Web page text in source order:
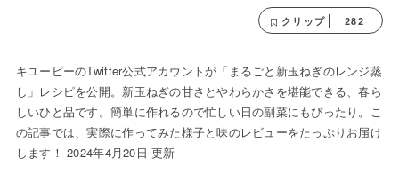
クリップ 282
キユーピーのTwitter公式アカウントが「まるごと新玉ねぎのレンジ蒸
し」レシピを公開。新玉ねぎの甘さとやわらかさを堪能できる、春ら
しいひと品です。簡単に作れるので忙しい日の副菜にもぴったり。こ
の記事では、実際に作ってみた様子と味のレビューをたっぷりお届け
します！ 2024年4月20日 更新